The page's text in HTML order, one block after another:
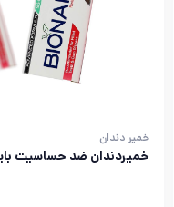
خمیر دندان
خمیردندان ضد حساسیت